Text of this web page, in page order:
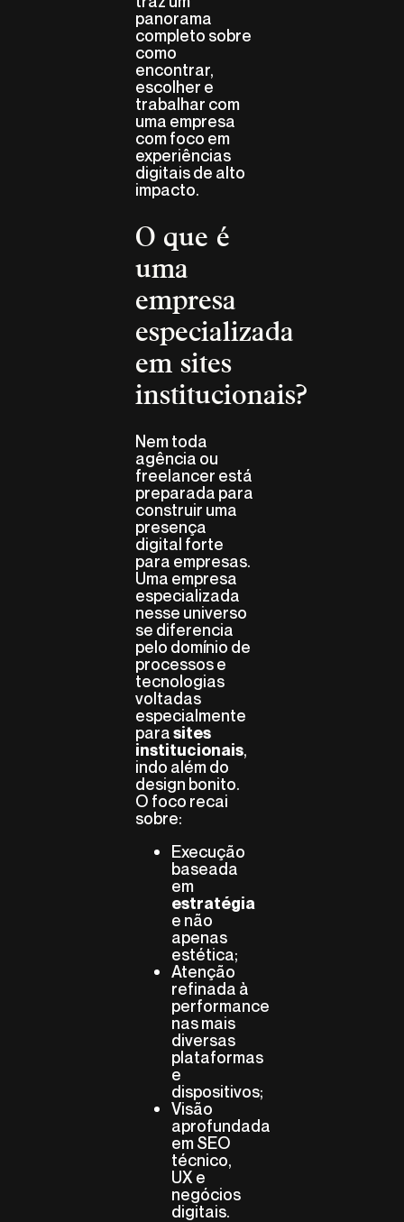
panorama
completo sobre
como
encontrar,
escolher e
trabalhar com
uma empresa
com foco em
experiências
digitais de alto
impacto.
O que é
uma
empresa
especializada
em sites
institucionais?
Nem toda
agência ou
freelancer está
preparada para
construir uma
presença
digital forte
para empresas.
Uma empresa
especializada
nesse universo
se diferencia
pelo domínio de
processos e
tecnologias
voltadas
especialmente
parasites
institucionais,
indo além do
design bonito.
O foco recai
sobre:
Execução
baseada
em
estratégia
e não
apenas
estética;
Atenção
refinada à
performance
nas mais
diversas
plataformas
e
dispositivos;
Visão
aprofundada
em SEO
técnico,
UX e
negócios
digitais.